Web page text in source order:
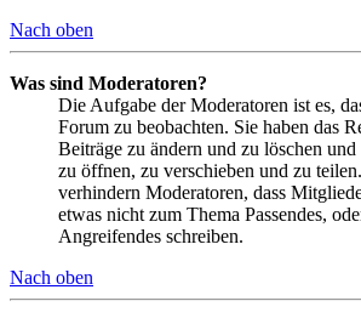
Nach oben
Was sind Moderatoren?
Die Aufgabe der Moderatoren ist es,
Forum zu beobachten. Sie haben das
Beiträge zu ändern und zu löschen
zu öffnen, zu verschieben und zu
verhindern Moderatoren, dass
etwas nicht zum Thema Passendes,
Angreifendes schreiben.
Nach oben